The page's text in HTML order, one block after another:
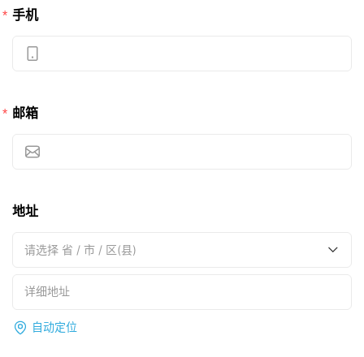
手机
邮箱
地址
请选择 省 / 市 / 区(县)
自动定位